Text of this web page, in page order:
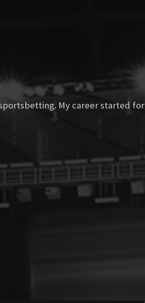
My career started for